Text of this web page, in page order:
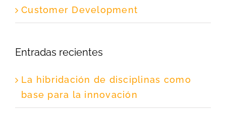
Customer Development
Entradas recientes
La hibridación de disciplinas como
base para la innovación